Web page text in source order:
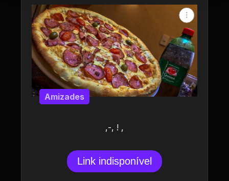
,-, ! ,
Amizades
Link indisponível